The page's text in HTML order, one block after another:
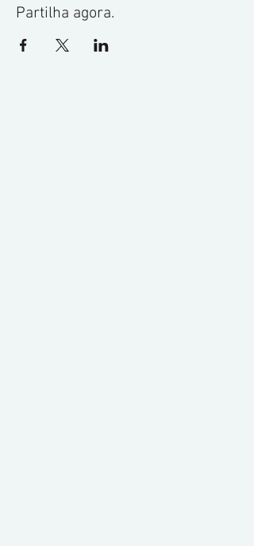
resolver problemas, as relações interpessoais,
a capacidade de reconhecer e gerir emoções,
etc. O(a) mentor(a) pode também ser um
desbloqueador(a) e ajudar-te a estabelecer
Partilha agora.